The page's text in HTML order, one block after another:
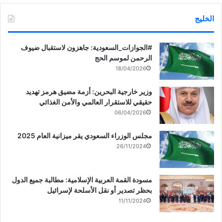
مع الأهل والاقارب والتمتع بجو الجبل الجميل , وان شاء نعود قبل
موسم المدارس.
الخليج
‏‎#الجوازات_السعودية: جاهزون لاستقبال ضيوف
الرحمن لموسم الحج
18/04/2026
وزير خارجية البحرين: أزمة مضيق هرمز تهديد
حقيقي للاستقرار العالمي والأمن الغذائي
06/04/2026
مجلس الوزراء السعودي يقر ميزانية العام 2025
26/11/2024
مسودة القمة العربية الإسلامية: مطالبة جميع الدول
بحظر تصدير أو نقل الأسلحة لإسرائيل
11/11/2024